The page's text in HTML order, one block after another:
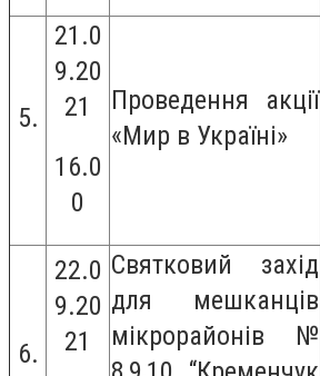
5.
21.0
9.20
21
16.0
0
Проведення акції
«Мир в Україні»
6.
22.0
9.20
21
Святковий захід
для мешканців
мікрорайонів №